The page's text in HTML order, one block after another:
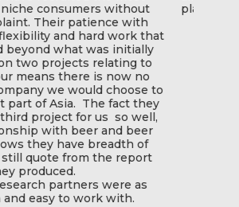
and strategy around consumers in
Vietnam.